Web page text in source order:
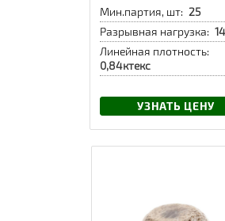
Мин.партия, шт: 25
Разрывная нагрузка: 14
Линейная плотность:
0,84ктекс
УЗНАТЬ ЦЕНУ